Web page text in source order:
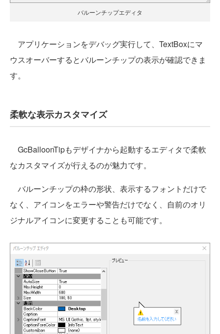
バルーンチップエディタ
アプリケーションをデバッグ実行して、TextBoxにマ
ウスオーバーするとバルーンチップの表示が確認できま
す。
柔軟な表示カスタマイズ
GcBalloonTipもデザイナから起動するエディタで柔軟
なカスタマイズが行えるのが魅力です。
バルーンチップの枠の形状、表示するフォントだけで
なく、アイコンをエラーや警告だけでなく、自前のオリ
ジナルアイコンに変更することも可能です。